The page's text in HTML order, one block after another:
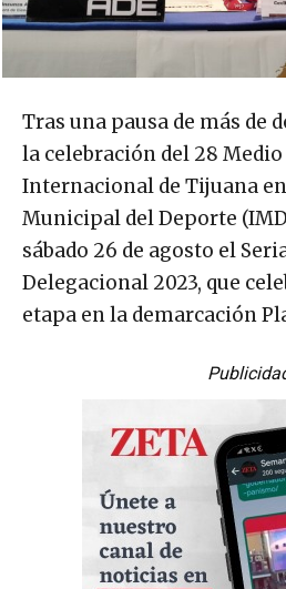
Tras una pausa de más de
la celebración del 28
Internacional de Tijuana
Municipal del Deporte
sábado 26 de agosto el
Delegacional 2023, que
etapa en la demarcación